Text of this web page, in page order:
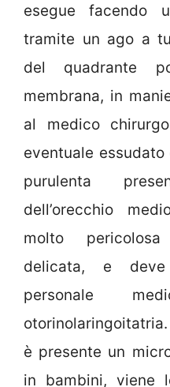
esegue facendo
tramite un ago a
del quadrante
membrana, in
al medico
eventuale
purulenta
dell’orecchio
molto
delicata, e
personale
è presente un
in bambini, viene